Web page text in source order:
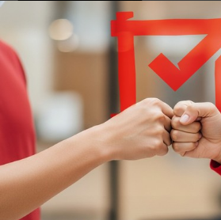
“La información reportada por la
de rendición de cuentas de 2013
cumplimiento del objetivo del
Segura, relativo a generar en las
básica condiciones que propicien
seguridad y sana convivencia,
de los aprendizajes, así como la
cívicos y éticos”.